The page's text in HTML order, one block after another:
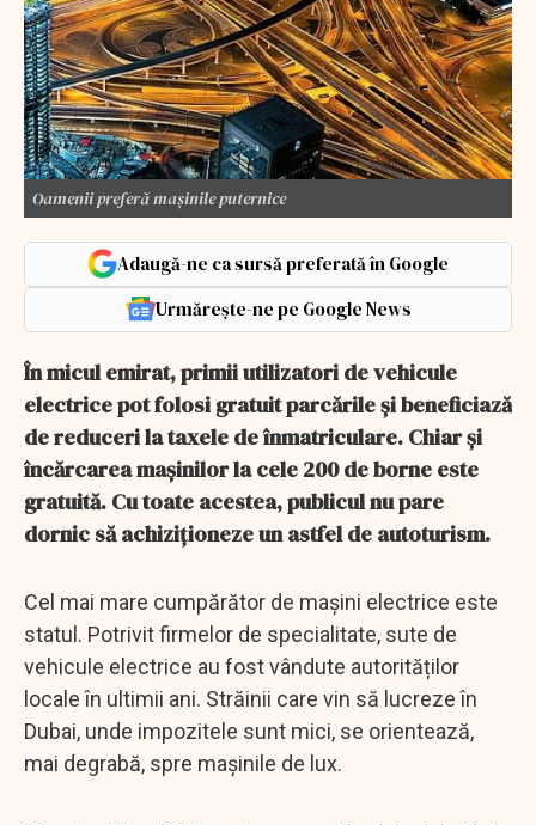
Oamenii preferă mașinile puternice
Adaugă-ne ca sursă preferată în Google
Urmărește-ne pe Google News
În micul emirat, primii utilizatori de vehicule
electrice pot folosi gratuit parcările și beneficiază
de reduceri la taxele de înmatriculare. Chiar și
încărcarea mașinilor la cele 200 de borne este
gratuită. Cu toate acestea, publicul nu pare
dornic să achiziționeze un astfel de autoturism.
Cel mai mare cumpărător de mașini electrice este
statul. Potrivit firmelor de specialitate, sute de
vehicule electrice au fost vândute autorităților
locale în ultimii ani. Străinii care vin să lucreze în
Dubai, unde impozitele sunt mici, se orientează,
mai degrabă, spre mașinile de lux.